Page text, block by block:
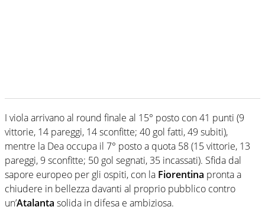
I viola arrivano al round finale al 15° posto con 41 punti (9
vittorie, 14 pareggi, 14 sconfitte; 40 gol fatti, 49 subiti),
mentre la Dea occupa il 7° posto a quota 58 (15 vittorie, 13
pareggi, 9 sconfitte; 50 gol segnati, 35 incassati). Sfida dal
sapore europeo per gli ospiti, con la Fiorentina pronta a
chiudere in bellezza davanti al proprio pubblico contro
un’Atalanta solida in difesa e ambiziosa.